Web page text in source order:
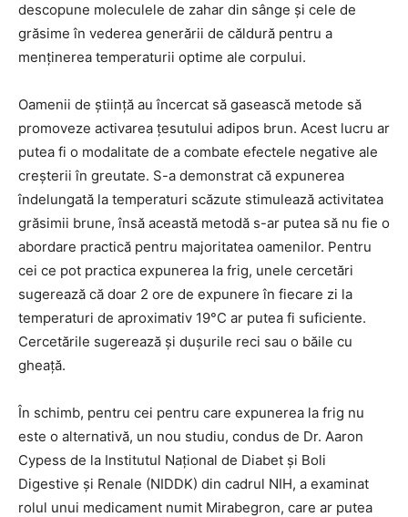
descopune moleculele de zahar din sânge și cele de
grăsime în vederea generării de căldură pentru a
menținerea temperaturii optime ale corpului.
Oamenii de știință au încercat să gasească metode să
promoveze activarea țesutului adipos brun. Acest lucru ar
putea fi o modalitate de a combate efectele negative ale
creșterii în greutate. S-a demonstrat că expunerea
îndelungată la temperaturi scăzute stimulează activitatea
grăsimii brune, însă această metodă s-ar putea să nu fie o
abordare practică pentru majoritatea oamenilor. Pentru
cei ce pot practica expunerea la frig, unele cercetări
sugerează că doar 2 ore de expunere în fiecare zi la
temperaturi de aproximativ 19°C ar putea fi suficiente.
Cercetările sugerează și dușurile reci sau o băile cu
gheață.
În schimb, pentru cei pentru care expunerea la frig nu
este o alternativă, un nou studiu, condus de Dr. Aaron
Cypess de la Institutul Național de Diabet și Boli
Digestive și Renale (NIDDK) din cadrul NIH, a examinat
rolul unui medicament numit Mirabegron, care ar putea